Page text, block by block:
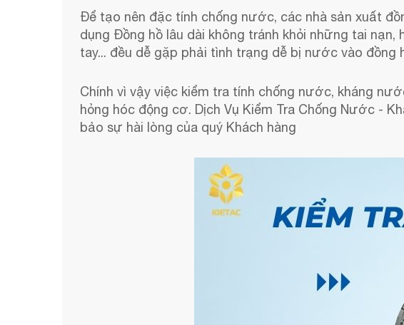
Để tạo nên đặc tính chống nước, các nhà sản xuất
dụng Đồng hồ lâu dài không tránh khỏi những tai
tay... đều dễ gặp phải tình trạng dễ bị nước vào đồng
Chính vì vậy việc kiểm tra tính chống nước, kháng
hỏng hóc động cơ. Dịch Vụ Kiểm Tra Chống Nước -
bảo sự hài lòng của quý Khách hàng